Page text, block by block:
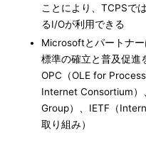
ことにより、TCPSで
るI/Oが利用できる
Microsoftとパートナ
標準の確立と普及促進
OPC（OLE for
Internet Consortium
Group）、IETF（
取り組み）